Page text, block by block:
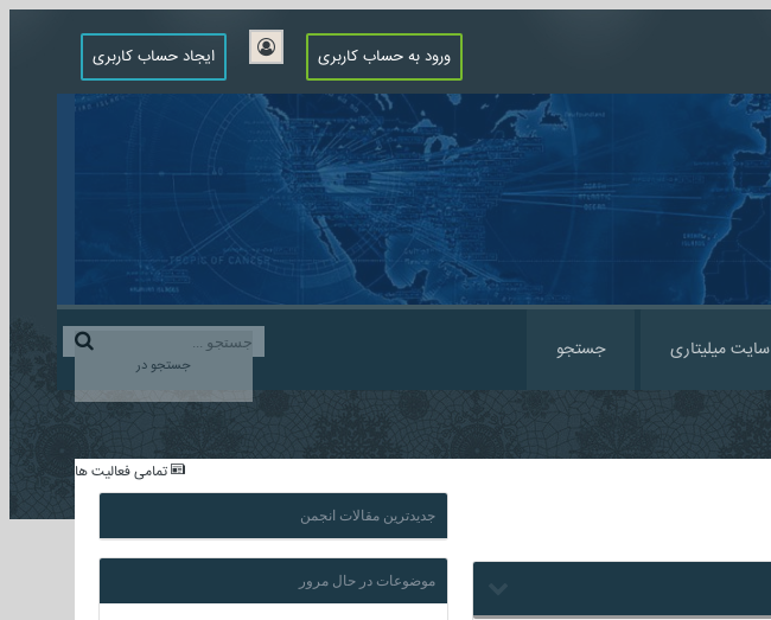
ورود به حساب کاربری ایجاد حساب کاربری
جستجو در
سایت میلیتاری جستجو
تمامی فعالیت ها
جدیدترین مقالات انجمن
موضوعات در حال مرور